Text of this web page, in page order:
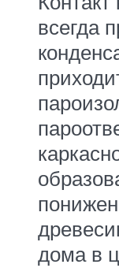
всегда
дома в